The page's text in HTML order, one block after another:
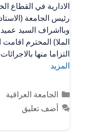
الادارية في القطاع
رئيس الجامعة
وبااشراف السيد عميد
الملا) المحترم
التزاما منها
المزيد
التصنيفات
الجامعة العراقية
أضف تعليق